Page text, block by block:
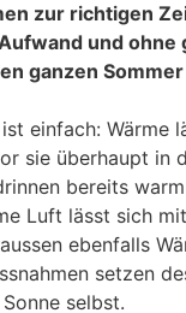
zur richtigen
und ohne
ganzen
einfach: Wärme
sie überhaupt in
bereits
Luft lässt sich
ebenfalls
setzen
selbst.